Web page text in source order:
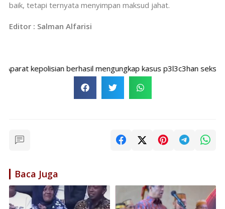
baik, tetapi ternyata menyimpan maksud jahat.
Editor : Salman Alfarisi
kepolisian berhasil mengungkap kasus p3l3c3han seksual
Baca Juga